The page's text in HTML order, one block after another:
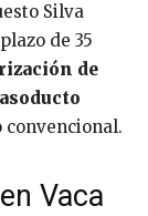
Silva
de 35
de
convencional.
Vaca